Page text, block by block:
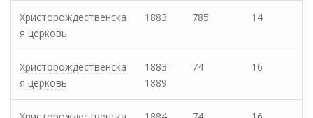
Христорождественска
я церковь
1883 785 14
Христорождественска
я церковь
1883-
1889
74 16